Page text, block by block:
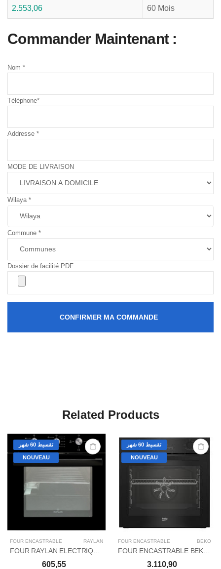
2.553,06 60 Mois
Commander Maintenant :
Nom *
Téléphone*
Addresse *
MODE DE LIVRAISON
Wilaya *
Commune *
Dossier de facilité PDF
CONFIRMER MA COMMANDE
Related Products
تقسيط 60 شهر
NOUVEAU
FOUR ENCASTRABLE RAYLAN
605,55
تقسيط 60 شهر
NOUVEAU
FOUR ENCASTRABLE BEKO
3.110,90